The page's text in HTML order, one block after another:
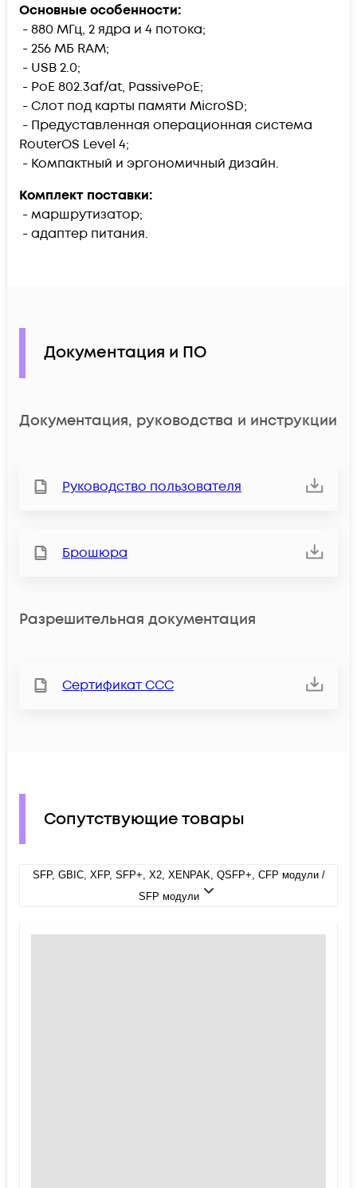
Основные особенности:
- 880 МГц, 2 ядра и 4 потока;
- 256 МБ RAM;
- USB 2.0;
- PoE 802.3af/at, PassivePoE;
- Слот под карты памяти MicroSD;
- Предуставленная операционная система
RouterOS Level 4;
- Компактный и эргономичный дизайн.
Комплект поставки:
- маршрутизатор;
- адаптер питания.
Документация и ПО
Документация, руководства и инструкции
Руководство пользователя
Брошюра
Разрешительная документация
Сертификат ССС
Сопутствующие товары
SFP, GBIC, XFP, SFP+, X2, XENPAK, QSFP+, CFP модули /
SFP модули